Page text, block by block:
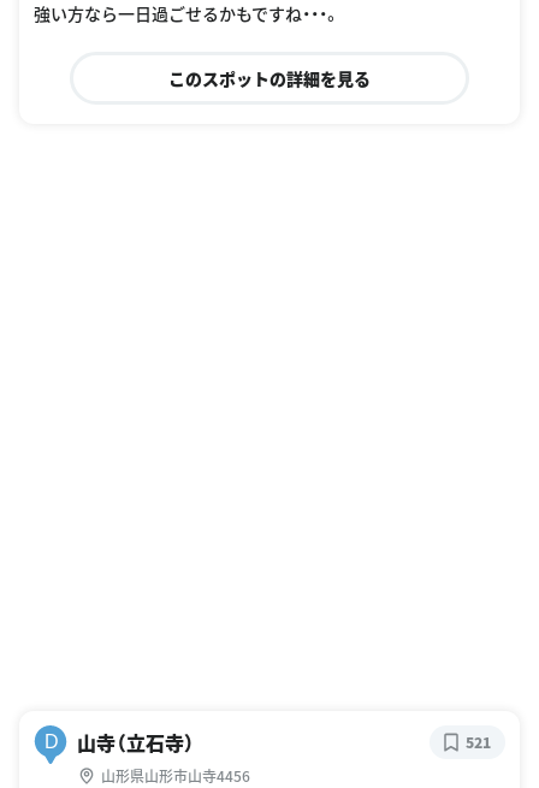
強い方なら一日過ごせるかもですね・・・。
このスポットの詳細を見る
D 山寺（立石寺）
山形県山形市山寺4456
521